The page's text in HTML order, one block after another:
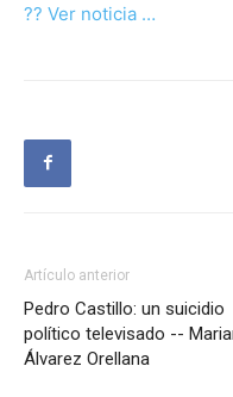
?? Ver noticia …
Artículo anterior
Pedro Castillo: un suicidio
político televisado --
Álvarez Orellana